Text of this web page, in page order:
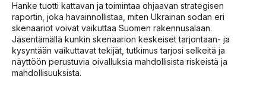
Hanke tuotti kattavan ja toimintaa ohjaavan strategisen
raportin, joka havainnollistaa, miten Ukrainan sodan eri
skenaariot voivat vaikuttaa Suomen rakennusalaan.
Jäsentämällä kunkin skenaarion keskeiset tarjontaan- ja
kysyntään vaikuttavat tekijät, tutkimus tarjosi selkeitä ja
näyttöön perustuvia oivalluksia mahdollisista riskeistä ja
mahdollisuuksista.